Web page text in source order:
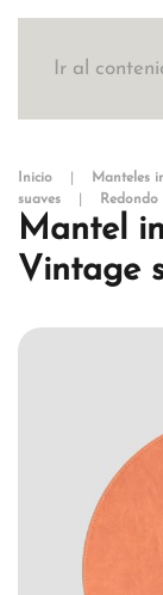
Ir al
Inicio Manteles
suaves
Redondo
Mantel
Vintage